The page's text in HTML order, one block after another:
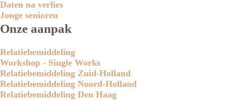
Daten na verlies
Jonge senioren
Onze aanpak
Relatiebemiddeling
Workshop - Single Works
Relatiebemiddeling Zuid-Holland
Relatiebemiddeling Noord-Holland
Relatiebemiddeling Den Haag